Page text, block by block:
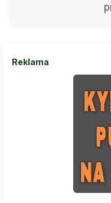
Reklama